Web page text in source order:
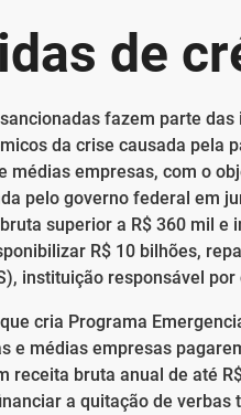
de
fazem parte
da crise causada pela
médias empresas, com o
pelo governo federal em
superior a R$ 360 mil e
R$ 10 bilhões,
instituição responsável
cria Programa
e médias empresas
receita bruta anual de até
a quitação de